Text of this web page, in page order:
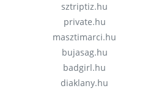
sztriptiz.hu
private.hu
masztimarci.hu
bujasag.hu
badgirl.hu
diaklany.hu